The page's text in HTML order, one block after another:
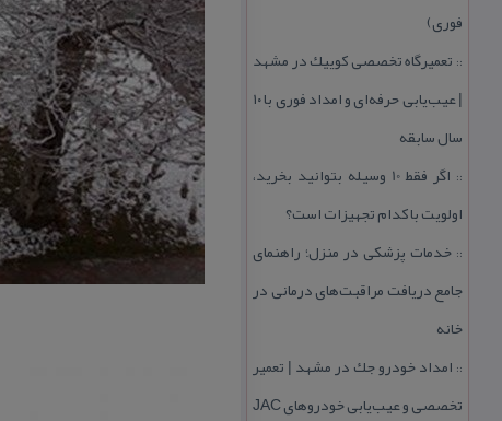
فوری)
:: تعمیرگاه تخصصی كوییك در مشهد
| عیب‌یابی حرفه‌ای و امداد فوری با ۱۰
سال سابقه
::
اگر فقط 10 وسیله بتوانید بخرید،
اولویت با كدام تجهیزات است؟
:: خدمات پزشكی در منزل؛ راهنمای
جامع دریافت مراقبت‌های درمانی در
خانه
:: امداد خودرو جك در مشهد | تعمیر
تخصصی و عیب‌یابی خودروهای JAC